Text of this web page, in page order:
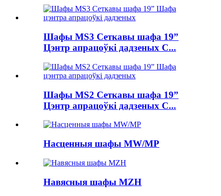
Шафы MS3 Сеткавы шафа 19”
Цэнтр апрацоўкі дадзеных C...
Шафы MS2 Сеткавы шафа 19”
Цэнтр апрацоўкі дадзеных C...
Насценныя шафы MW/MP
Навясныя шафы MZH